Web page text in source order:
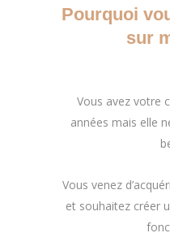
Pourquoi
sur
Vous avez votre
années mais elle
Vous venez
et souhaitez créer